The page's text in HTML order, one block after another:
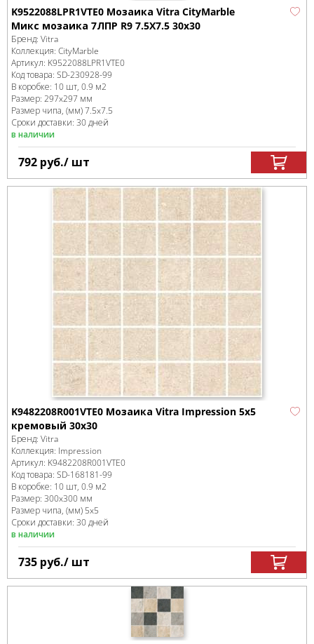
K9522088LPR1VTE0 Мозаика Vitra CityMarble
Микс мозаика 7ЛПР R9 7.5X7.5 30x30
Бренд: Vitra
Коллекция: CityMarble
Артикул: K9522088LPR1VTE0
Код товара: SD-230928-99
В коробке: 10 шт, 0.9 м2
Размер: 297x297 мм
Размер чипа, (мм)7.5x7.5
Сроки доставки: 30 дней
в наличии
792 руб./ шт
K9482208R001VTE0 Мозаика Vitra Impression 5x5
кремовый 30х30
Бренд: Vitra
Коллекция: Impression
Артикул: K9482208R001VTE0
Код товара: SD-168181-99
В коробке: 10 шт, 0.9 м2
Размер: 300x300 мм
Размер чипа, (мм) 5x5
Сроки доставки: 30 дней
в наличии
735 руб./ шт